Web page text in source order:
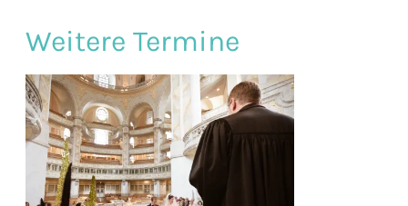
Weitere Termine